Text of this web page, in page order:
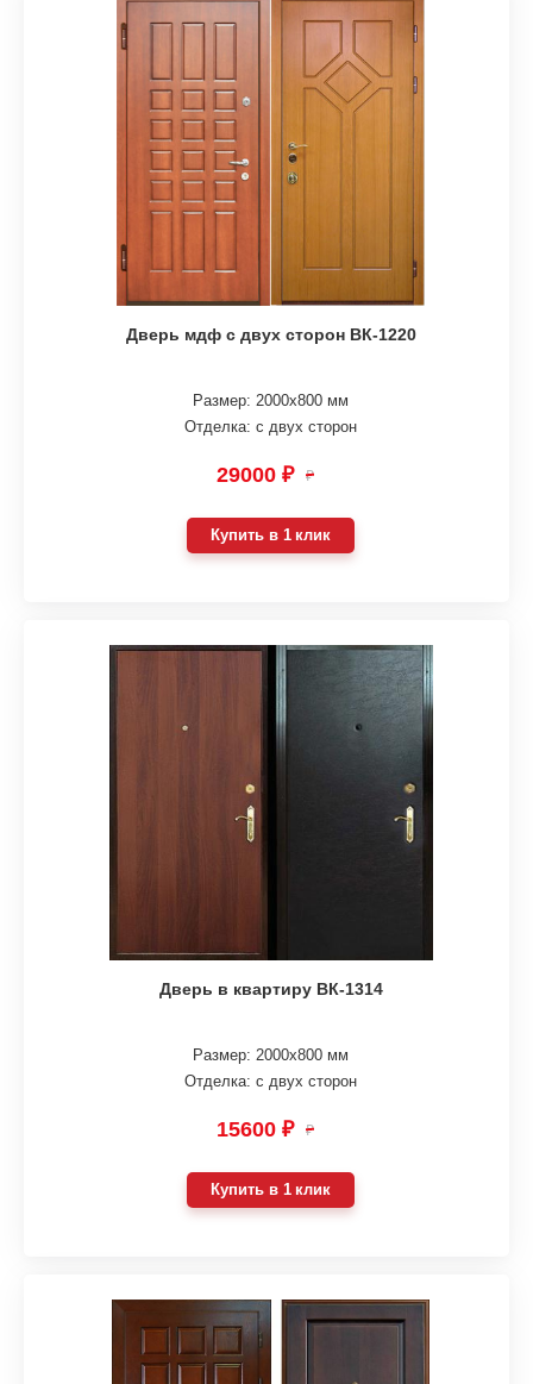
Дверь мдф с двух сторон ВК-1220
Размер: 2000х800 мм
Отделка: с двух сторон
29000 ₽ ₽
Купить в 1 клик
Дверь в квартиру ВК-1314
Размер: 2000х800 мм
Отделка: с двух сторон
15600 ₽ ₽
Купить в 1 клик